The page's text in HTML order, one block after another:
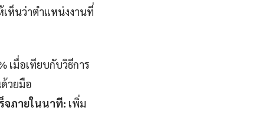
ห็นว่าตำแหน่งงานที่
เมื่อเทียบกับวิธีการ
วยมือ
จภายในนาที: เพิ่ม